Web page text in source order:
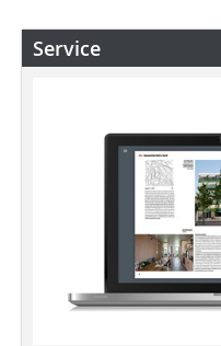
Service